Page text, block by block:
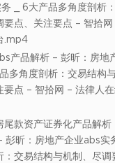
_ 6大产品多角度剖析
要点、关注要点 – 智拾
.mp4
产品解析 – 彭昕：房地
品多角度剖析：交易结构
要点 – 智拾网 – 法律人
尾款资产证券化产品解
彭昕：房地产企业abs实
：交易结构与机制、尽调